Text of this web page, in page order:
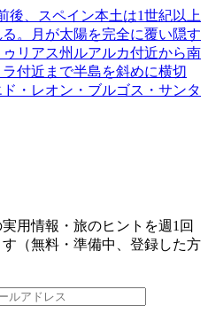
後、スペイン本土は1世紀以上
。月が太陽を完全に覆い隠す
リアス州ルアルカ付近から南
付近まで半島を斜めに横切
・レオン・ブルゴス・サンタ
用情報・旅のヒントを週1回
（無料・準備中、登録した方